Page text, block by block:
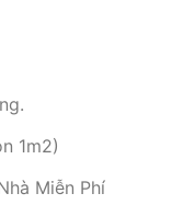
1m2)
Miễn Phí